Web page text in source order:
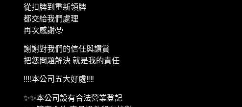
從扣牌到重新領牌
都交給我們處理
再次感謝🥹
謝謝對我們的信任與讚賞
把您問題解決 就是我的責任
‼️‼️本公司五大好處‼️‼️
✨✨本公司設有合法營業登記